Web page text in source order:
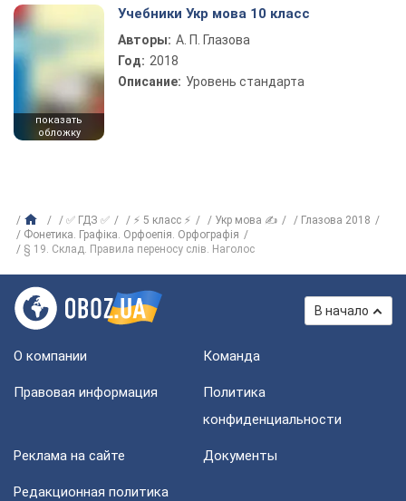
показать
обложку
Учебники Укр мова 10 класс
Авторы: А. П. Глазова
Год: 2018
Описание: Уровень стандарта
✅ ГДЗ ✅ ⚡ 5 класс ⚡ Укр мова ✍
Глазова 2018
Фонетика. Графіка. Орфоепія. Орфографія
§ 19. Склад. Правила переносу слів. Наголос
В начало
О компании Команда
Правовая информация
Политика
конфиденциальности
Реклама на сайте Документы
Редакционная политика